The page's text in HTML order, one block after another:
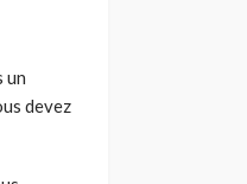
un
devez